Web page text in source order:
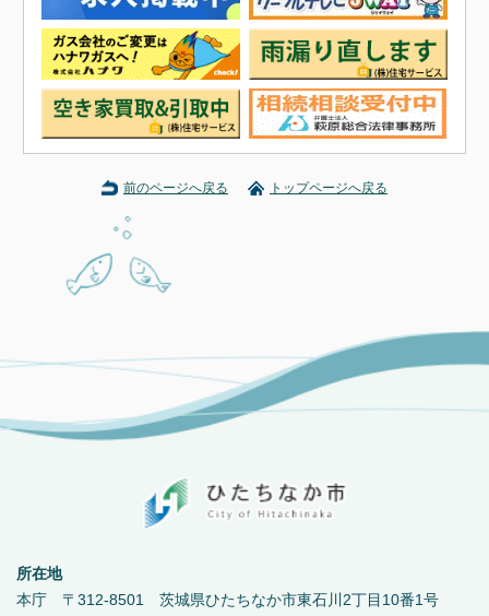
前のページへ戻る トップページへ戻る
所在地
本庁 〒312-8501 茨城県ひたちなか市東石川2丁目10番1号